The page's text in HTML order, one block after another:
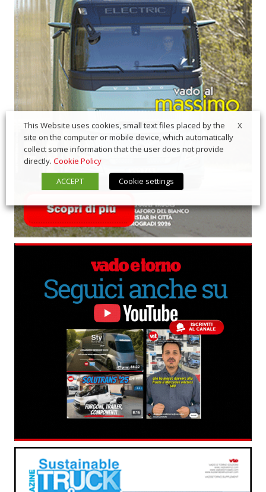
X
This Website uses cookies, small text files placed by the
site on the computer or mobile device, which automatically
collect some information that the user does not provide
directly. Cookie Policy
ACCEPT
Cookie settings